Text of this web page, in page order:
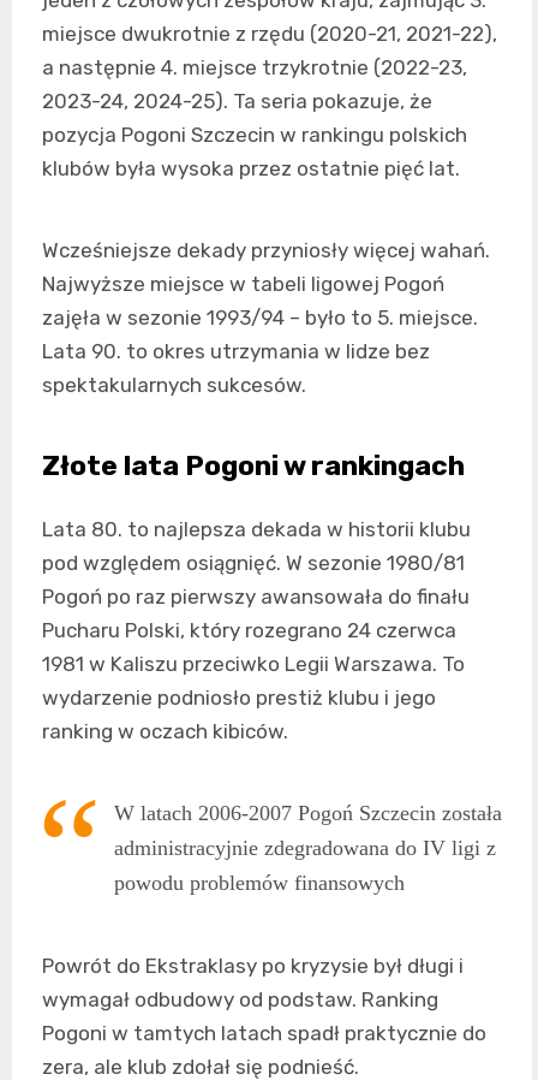
miejsce dwukrotnie z rzędu (2020-21, 2021-22),
a następnie 4. miejsce trzykrotnie (2022-23,
2023-24, 2024-25). Ta seria pokazuje, że
pozycja Pogoni Szczecin w rankingu polskich
klubów była wysoka przez ostatnie pięć lat.
Wcześniejsze dekady przyniosły więcej wahań.
Najwyższe miejsce w tabeli ligowej Pogoń
zajęła w sezonie 1993/94 – było to 5. miejsce.
Lata 90. to okres utrzymania w lidze bez
spektakularnych sukcesów.
Złote lata Pogoni w rankingach
Lata 80. to najlepsza dekada w historii klubu
pod względem osiągnięć. W sezonie 1980/81
Pogoń po raz pierwszy awansowała do finału
Pucharu Polski, który rozegrano 24 czerwca
1981 w Kaliszu przeciwko Legii Warszawa. To
wydarzenie podniosło prestiż klubu i jego
ranking w oczach kibiców.
W latach 2006-2007 Pogoń Szczecin została
administracyjnie zdegradowana do IV ligi z
powodu problemów finansowych
Powrót do Ekstraklasy po kryzysie był długi i
wymagał odbudowy od podstaw. Ranking
Pogoni w tamtych latach spadł praktycznie do
zera, ale klub zdołał się podnieść.